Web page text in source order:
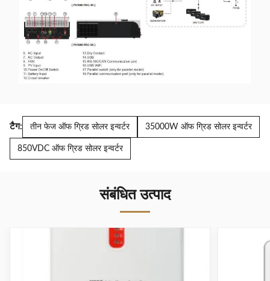
मैकेनिकल विनिर्देश
मशीन के आयाम
(W*H*D)
पैकेज आयाम
शुद्ध भार ((किग्रा) 11 14
सकल वजन
((किग्रा)
5% से 95% सापेक्ष आर्द्रता (गैर-संक्षेपण)
-15°C ~60°C
टैग: तीन फेज ऑफ ग्रिड सोलर इन्वर्टर 35000W ऑफ ग्रिड सोलर इन्वर्टर
850VDC ऑफ ग्रिड सोलर इन्वर्टर
संबंधित उत्पाद